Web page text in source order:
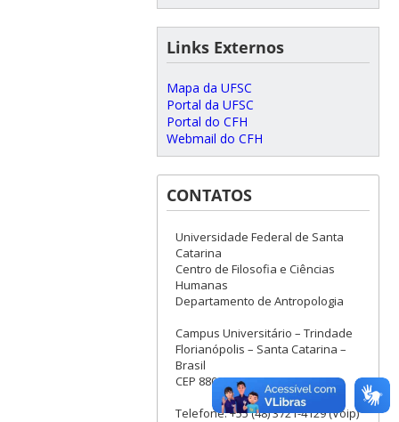
Links Externos
Mapa da UFSC
Portal da UFSC
Portal do CFH
Webmail do CFH
CONTATOS
Universidade Federal de Santa
Catarina
Centro de Filosofia e Ciências
Humanas
Departamento de Antropologia
Campus Universitário – Trindade
Florianópolis – Santa Catarina –
Brasil
CEP 88040-900
Telefone: +55 (48) 3721-4129 (Voip)